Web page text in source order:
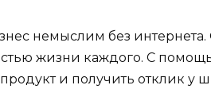
немыслим без интернета.
жизни каждого. С
и получить отклик